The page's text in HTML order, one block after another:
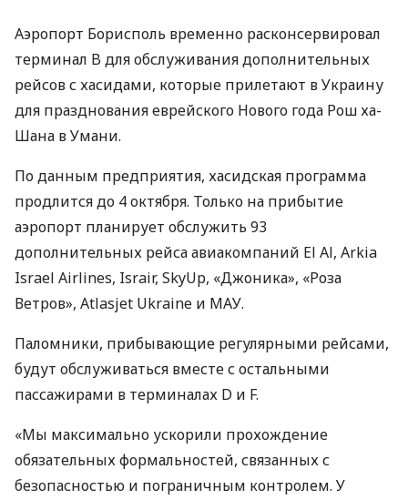
Аэропорт Борисполь временно расконсервировал
терминал B для обслуживания дополнительных
рейсов с хасидами, которые прилетают в Украину
для празднования еврейского Нового года Рош ха-
Шана в Умани.
По данным предприятия, хасидская программа
продлится до 4 октября. Только на прибытие
аэропорт планирует обслужить 93
дополнительных рейса авиакомпаний El Al, Arkia
Israel Airlines, Israir, SkyUp, «Джоника», «Роза
Ветров», Atlasjet Ukraine и МАУ.
Паломники, прибывающие регулярными рейсами,
будут обслуживаться вместе с остальными
пассажирами в терминалах D и F.
«Мы максимально ускорили прохождение
обязательных формальностей, связанных с
безопасностью и пограничным контролем. У